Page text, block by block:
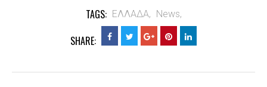
TAGS: ΕΛΛΑΔΑ, News,
SHARE: